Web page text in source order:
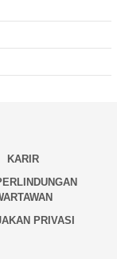
KARIR
PRIVASI